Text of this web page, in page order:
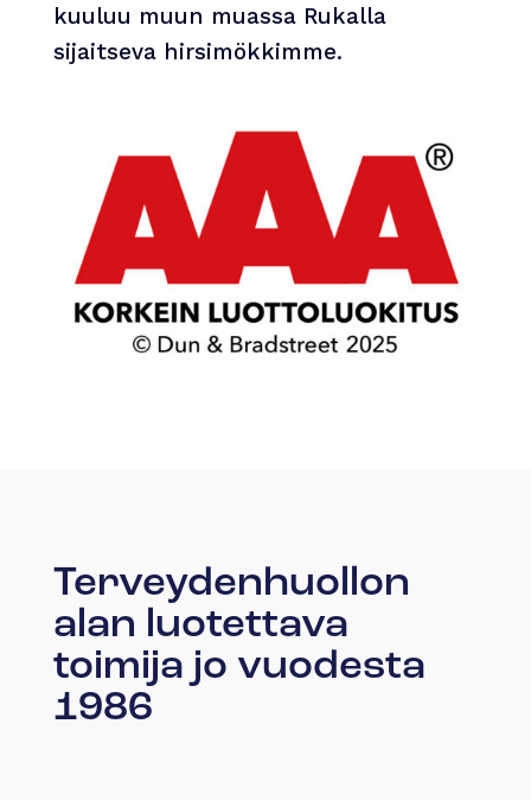
kuuluu muun muassa Rukalla
sijaitseva hirsimökkimme.
Terveydenhuollon
alan luotettava
toimija jo vuodesta
1986